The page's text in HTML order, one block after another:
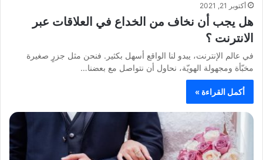
أكتوبر 21, 2021
هل يجب أن نخاف من الخداع في العلاقات عبر
الانترنت ؟
في عالم الإنترنت، يبدو لنا الواقع أسهل بكثير. فنحن مثل جزرٍ صغيرة
مخبّأة ومجهولة الهويّة، نحاول أن نتواصل مع بعضنا…
أكمل القراءة »